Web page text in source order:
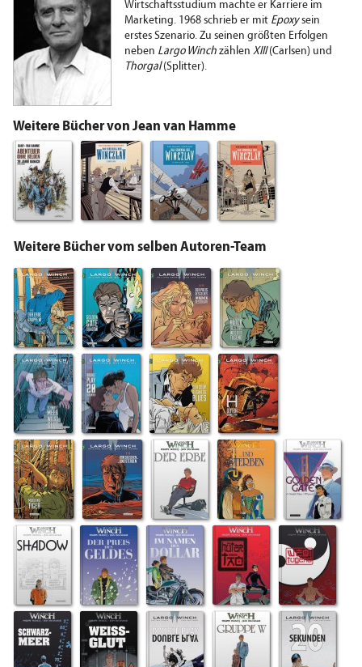
Wirtschaftsstudium machte er Karriere im
Marketing. 1968 schrieb er mit Epoxysein
erstes Szenario. Zu seinen größten Erfolgen
neben Largo Winch zählen XIII(Carlsen) und
Thorgal(Splitter).
Weitere Bücher von Jean van Hamme
Weitere Bücher vom selben Autoren-Team